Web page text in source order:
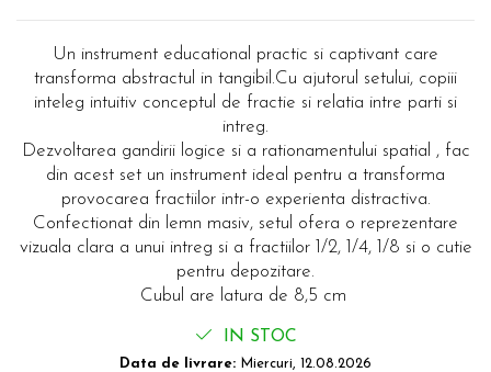
Un instrument educational practic si captivant care
transforma abstractul in tangibil.Cu ajutorul setului, copiii
inteleg intuitiv conceptul de fractie si relatia intre parti si
intreg.
Dezvoltarea gandirii logice si a rationamentului spatial , fac
din acest set un instrument ideal pentru a transforma
provocarea fractiilor intr-o experienta distractiva.
Confectionat din lemn masiv, setul ofera o reprezentare
vizuala clara a unui intreg si a fractiilor 1/2, 1/4, 1/8 si o cutie
pentru depozitare.
Cubul are latura de 8,5 cm
IN STOC
Data de livrare: Miercuri, 12.08.2026